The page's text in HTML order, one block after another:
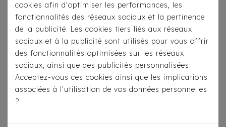
cookies afin d'optimiser les performances, les
fonctionnalités des réseaux sociaux et la pertinence
de la publicité. Les cookies tiers liés aux réseaux
sociaux et à la publicité sont utilisés pour vous offrir
des fonctionnalités optimisées sur les réseaux
sociaux, ainsi que des publicités personnalisées.
Acceptez-vous ces cookies ainsi que les implications
associées à l'utilisation de vos données personnelles
?